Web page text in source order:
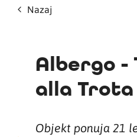
Nazaj
Albergo
alla Trota
Objekt ponuja 21